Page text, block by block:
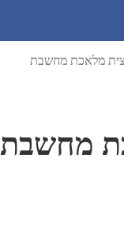
מלאכת מחשבת
מחשבת